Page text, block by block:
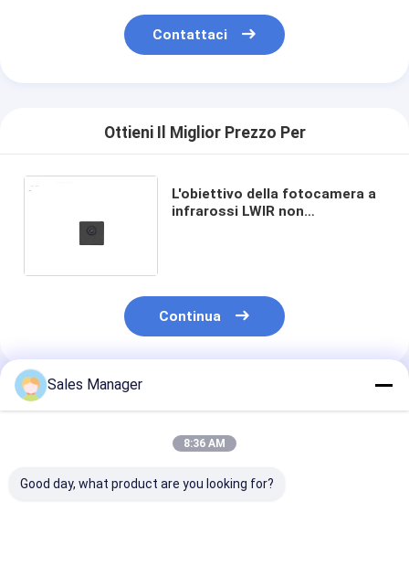
Contattaci
Ottieni Il Miglior Prezzo Per
L'obiettivo della fotocamera a
infrarossi LWIR non
Continua
Prodotti Raccomandati
Sales Manager
8:36 AM
Good day, what product are you looking for?